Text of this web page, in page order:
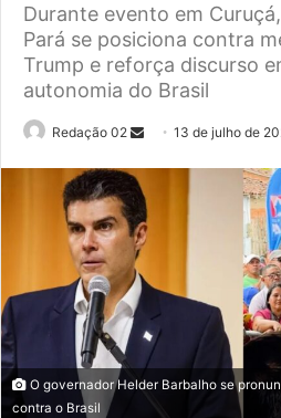
Durante evento em
Pará se posiciona contra
Trump e reforça discurso
autonomia do Brasil
Redação 02
Send13 de julho de
O governador Helder Barbalho se
contra o Brasil